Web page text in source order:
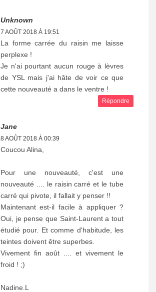
Unknown
7 AOÛT 2018 À 19:51
La forme carrée du raisin me laisse
perplexe !
Je n'ai pourtant aucun rouge à lèvres
de YSL mais j'ai hâte de voir ce que
cette nouveauté a dans le ventre !
Répondre
Jane
8 AOÛT 2018 À 00:39
Coucou Alina,
Pour une nouveauté, c'est une
nouveauté .... le raisin carré et le tube
carré qui pivote, il fallait y penser !!
Maintenant est-il facile à appliquer ?
Oui, je pense que Saint-Laurent a tout
étudié pour. Et comme d'habitude, les
teintes doivent être superbes.
Vivement fin août .... et vivement le
froid ! ;)
Nadine.L